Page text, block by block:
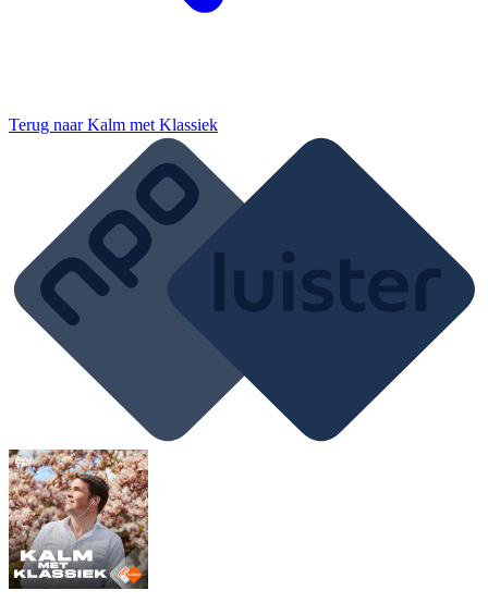
Terug naarKalm met Klassiek